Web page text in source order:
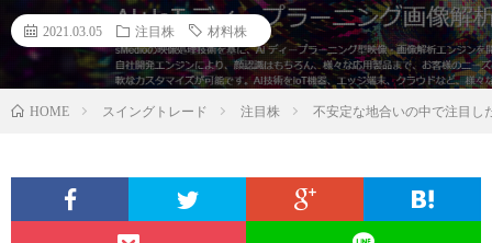
2021.03.05 注目株 材料株
HOME スイングトレード 注目株 不安定な地合いの中で注目し